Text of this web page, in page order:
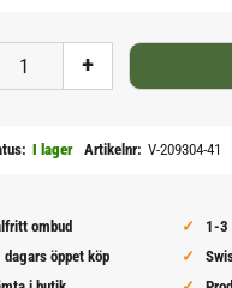
+
I lager Artikelnr V-209304-41
ombud
1-3
dagars öppet köp